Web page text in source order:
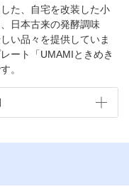
た、自宅を改装した小
日本古来の発酵調味
い品々を提供していま
ート「UMAMIときめき
。